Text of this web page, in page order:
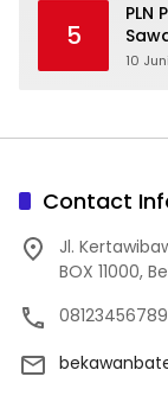
5
‎PLN
10
Contact
Jl.
BOX 11000,
08123456789